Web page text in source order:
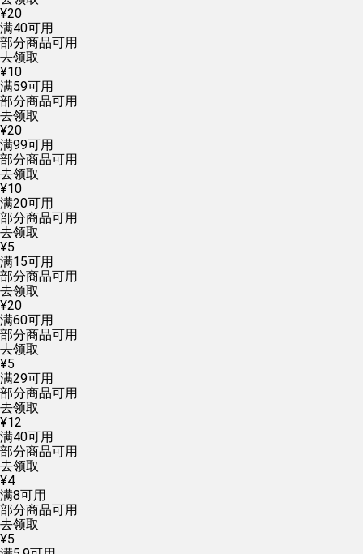
¥20
满40可用
部分商品可用
去领取
¥10
满59可用
部分商品可用
去领取
¥20
满99可用
部分商品可用
去领取
¥10
满20可用
部分商品可用
去领取
¥5
满15可用
部分商品可用
去领取
¥20
满60可用
部分商品可用
去领取
¥5
满29可用
部分商品可用
去领取
¥12
满40可用
部分商品可用
去领取
¥4
满8可用
部分商品可用
去领取
¥5